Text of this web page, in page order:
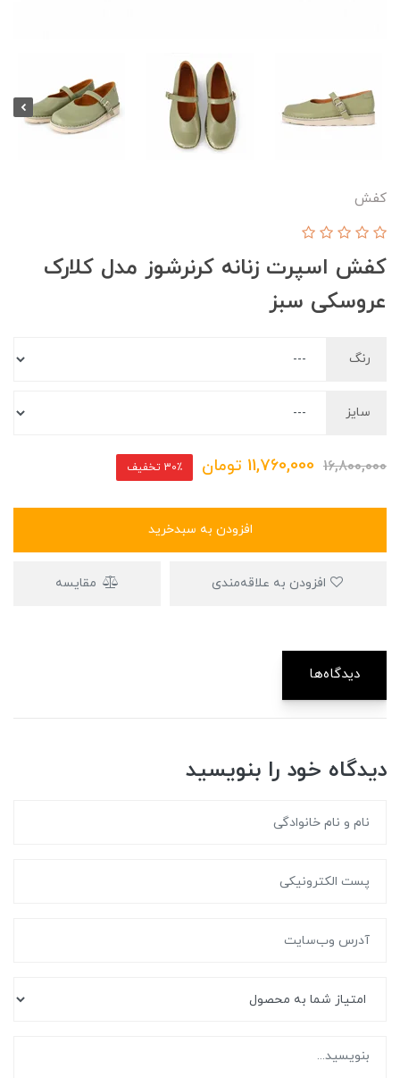
کفش
کفش اسپرت زنانه کرنرشوز مدل کلارک
عروسکی سبز
رنگ
سایز
16,800,000
11,760,000 تومان 30٪ تخفیف
افزودن به سبدخرید
مقایسه
دیدگاه‌ها
دیدگاه خود را بنویسید